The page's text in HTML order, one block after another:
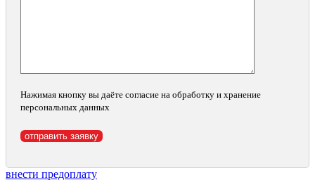
Нажимая кнопку вы даёте согласие на обработку и хранение
персональных данных
внести предоплату